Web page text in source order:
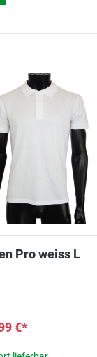
Pro weiss L
€*